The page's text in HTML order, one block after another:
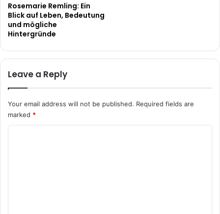
Rosemarie Remling: Ein
Blick auf Leben, Bedeutung
und mögliche
Hintergründe
Leave a Reply
Your email address will not be published. Required fields are
marked *